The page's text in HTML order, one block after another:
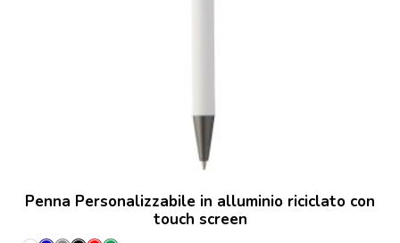
Penna Personalizzabile in alluminio riciclato con
touch screen